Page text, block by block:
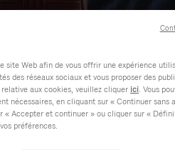
site Web afin de vous offrir une expérience
des réseaux sociaux et vous proposer des
aux cookies, veuillez cliquer ici. Vous
nécessaires, en cliquant sur « Continuer sans
« Accepter et continuer » ou cliquer sur «
préférences.